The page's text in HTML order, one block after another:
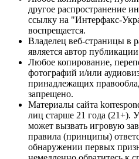
другое распространение
ссылку на "Интерфакс-
воспрещается.
Владелец веб-страницы в
является автор
Любое копирование,
фотографий и/или
принадлежащих
запрещено.
Материалы сайта
лиц старше 21 года (21+).
может вызвать игровую
правила (принципы)
обнаружении первых